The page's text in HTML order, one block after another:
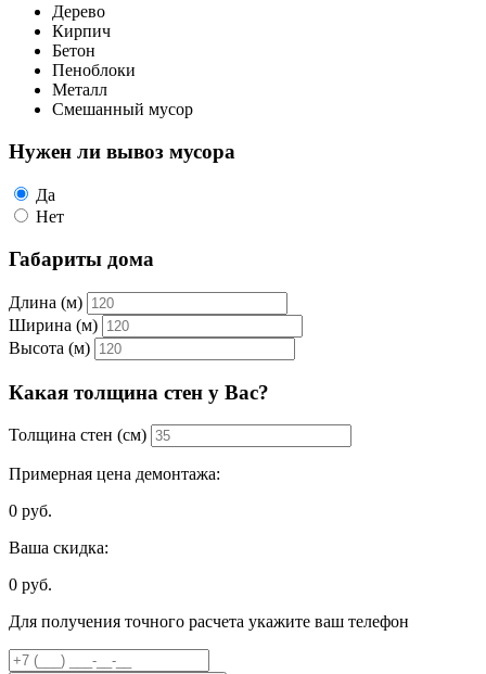
Дерево
Кирпич
Бетон
Пеноблоки
Металл
Смешанный мусор
Нужен ли вывоз мусора
Да
Нет
Габариты дома
Длина (м)
Ширина (м)
Высота (м)
Какая толщина стен у Вас?
Толщина стен (см)
Примерная цена демонтажа:
0 руб.
Ваша скидка:
0 руб.
Для получения точного расчета укажите ваш телефон